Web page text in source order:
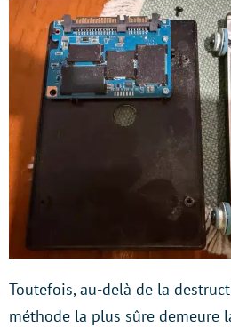
Toutefois, au-delà de la
méthode la plus sûre demeure